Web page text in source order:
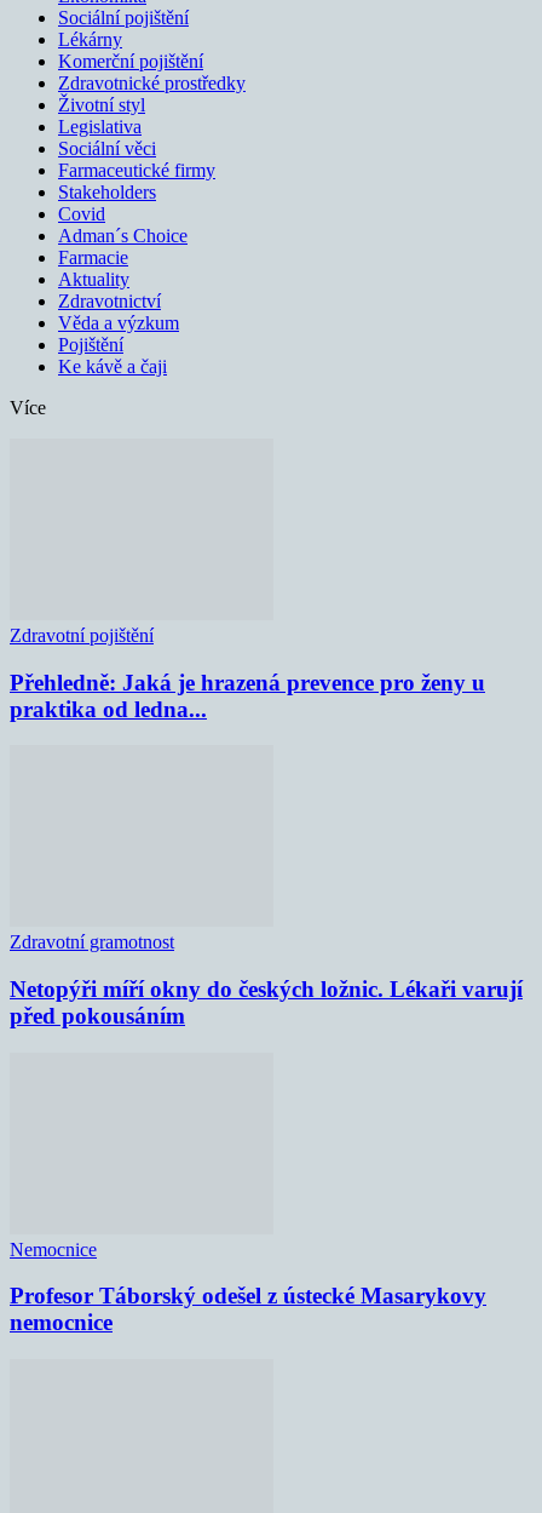
Sociální pojištění
Lékárny
Komerční pojištění
Zdravotnické prostředky
Životní styl
Legislativa
Sociální věci
Farmaceutické firmy
Stakeholders
Covid
Adman´s Choice
Farmacie
Aktuality
Zdravotnictví
Věda a výzkum
Pojištění
Ke kávě a čaji
Více
Zdravotní pojištění
Přehledně: Jaká je hrazená prevence pro ženy u
praktika od ledna...
Zdravotní gramotnost
Netopýři míří okny do českých ložnic. Lékaři varují
před pokousáním
Nemocnice
Profesor Táborský odešel z ústecké Masarykovy
nemocnice